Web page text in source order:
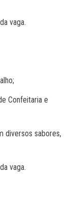
vaga.
Confeitaria e
diversos sabores,
vaga.